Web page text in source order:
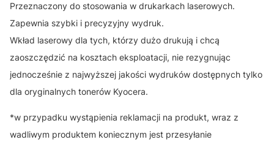
Przeznaczony do stosowania w drukarkach laserowych.
Zapewnia szybki i precyzyjny wydruk.
Wkład laserowy dla tych, którzy dużo drukują i chcą
zaoszczędzić na kosztach eksploatacji, nie rezygnując
jednocześnie z najwyższej jakości wydruków dostępnych tylko
dla oryginalnych tonerów Kyocera.
*w przypadku wystąpienia reklamacji na produkt, wraz z
wadliwym produktem koniecznym jest przesyłanie